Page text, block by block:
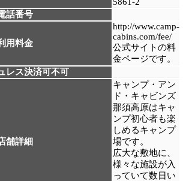
話番号
用料金
http://www.camp-
cabins.com/fee/
公式サイトの料
金ページです。
レス決済可不可
舗詳細
キャンプ・アン
ド・キャビンズ
那須高原はキャ
ンプ初心者も楽
しめるキャンプ
場です。
広大な敷地に、
様々な施設が入
っていて数日い